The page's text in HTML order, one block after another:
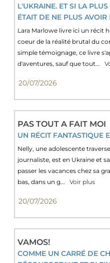
L'UKRAINE. ET SI LA
ÉTAIT DE NE PLUS
Lara Marlowe livre ici un récit
coeur de la réalité brutal du
simple témoignage, ce livre
d'aventures, sauf que tout...
20/07/2026
PAS TOUT A FAIT MOI
UN RÉCIT FANTASTIQUE
Nelly, une adolescente
journaliste, est en Ukraine et
passer les vacances chez sa
bas, dans un g...
Voir plus
20/07/2026
VAMOS!
COMME UN CARRÉ DE